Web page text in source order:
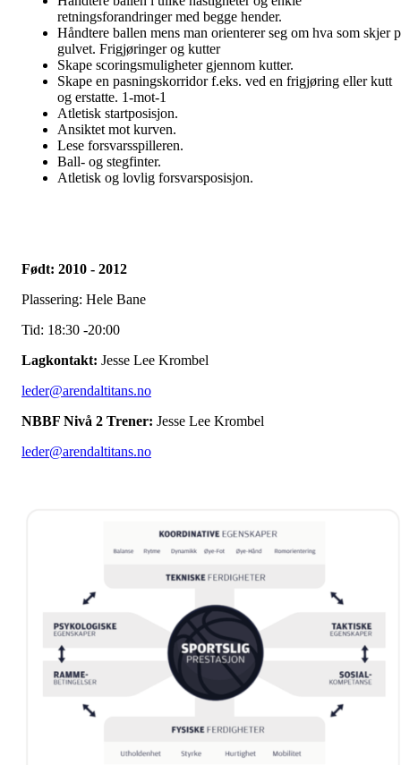
retningsforandringer med begge hender.
Håndtere ballen mens man orienterer seg om hva som skjer
gulvet. Frigjøringer og kutter
Skape scoringsmuligheter gjennom kutter.
Skape en pasningskorridor f.eks. ved en frigjøring eller kutt
og erstatte. 1-mot-1
Atletisk startposisjon.
Ansiktet mot kurven.
Lese forsvarsspilleren.
Ball- og stegfinter.
Atletisk og lovlig forsvarsposisjon.
Født: 2010 - 2012
Plassering: Hele Bane
Tid: 18:30 -20:00
Lagkontakt: Jesse Lee Krombel
leder@arendaltitans.no
NBBF Nivå 2 Trener: Jesse Lee Krombel
leder@arendaltitans.no